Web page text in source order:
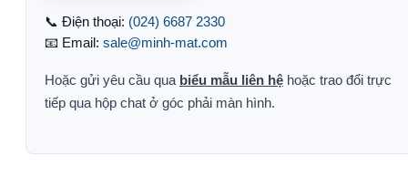
📞 Điện thoại: (024) 6687 2330
📧 Email: sale@minh-mat.com
Hoặc gửi yêu cầu qua biểu mẫu liên hệ hoặc trao đổi trực
tiếp qua hộp chat ở góc phải màn hình.